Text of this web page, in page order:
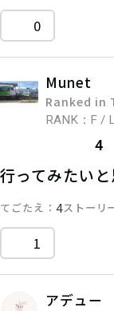
0
Munet
Ranked in
RANK：F /
4
行ってみたいと
てごたえ 4ストーリ
1
アデュー